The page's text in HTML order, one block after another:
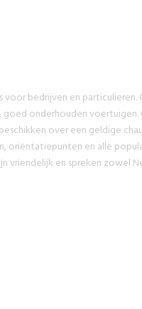
voor bedrijven en particulieren.
onderhouden voertuigen.
over een geldige
oriëntatiepunten en alle
vriendelijk en spreken zowel